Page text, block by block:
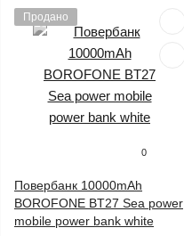
Продано
0
Повербанк 10000mAh
BOROFONE BT27 Sea power
mobile power bank white